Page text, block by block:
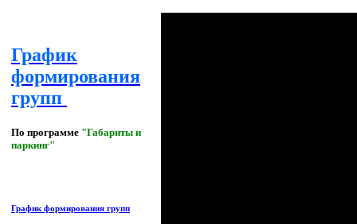
График
формирования
групп
По программе "Габариты и
паркинг"
График формирования групп